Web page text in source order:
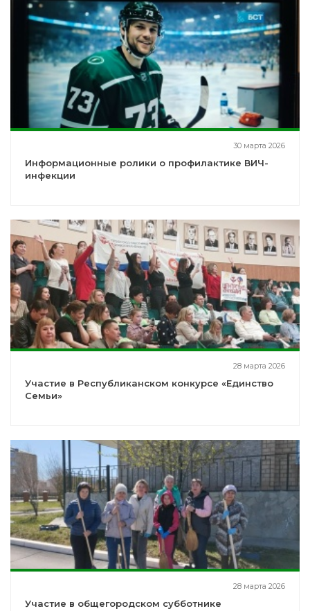
30 марта 2026
Информационные ролики о профилактике ВИЧ-
инфекции
28 марта 2026
Участие в Республиканском конкурсе «Единство
Семьи»
28 марта 2026
Участие в общегородском субботнике